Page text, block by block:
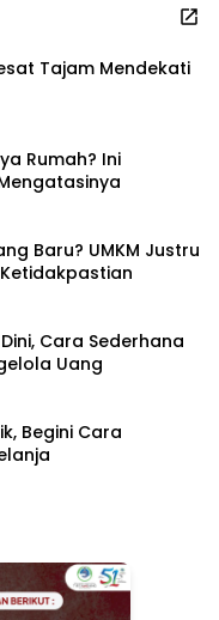
Tajam Mendekati
Rumah? Ini
Baru? UMKM Justru
Cara Sederhana
Uang
Begini Cara